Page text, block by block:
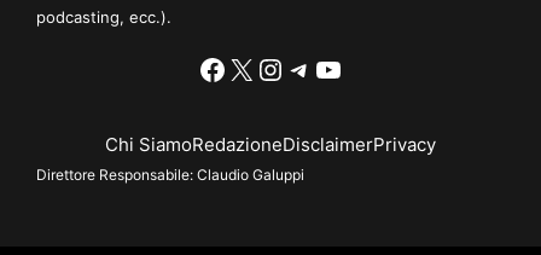
podcasting, ecc.).
Facebook
X Instagram
Telegram
YouTube
Chi SiamoRedazioneDisclaimerPrivacy
Direttore Responsabile: Claudio Galuppi